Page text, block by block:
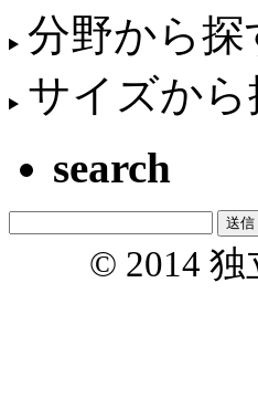
分野から探
サイズから
search
© 2014